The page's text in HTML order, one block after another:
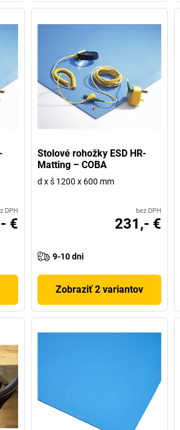
DPH
€
Stolové rohožky ESD HR-
Matting – COBA
d x š 1200 x 600 mm
bez DPH
231,- €
9-10 dni
Zobraziť 2 variantov